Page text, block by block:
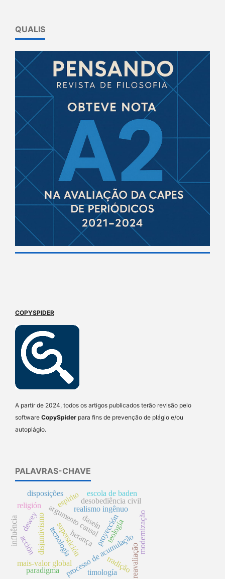
QUALIS
COPYSPIDER
A partir de 2024, todos os artigos publicados terão revisão pelo
software CopySpider para fins de prevenção de plágio e/ou
autoplágio.
PALAVRAS-CHAVE
argumento causal
superstición proyección
processo de acumulação
mais-valor global
disjuntivismo
religión realismo ingênuo
tecnología
dewey teología
espirito
influência
desobediência civil
escola de baden
dasein
herança
reavaliação
modernização
tradição
disposições
timología
acción
paradigma